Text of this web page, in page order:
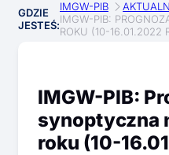
GDZIE
JESTEŚ:
IMGW-PIB
IMGW-PIB:
ROKU (10-16.01.2022
IMGW-PIB:
synoptyczna
roku (10-